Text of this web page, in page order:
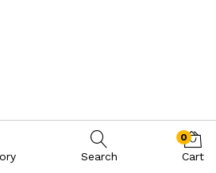
Search
0
Cart